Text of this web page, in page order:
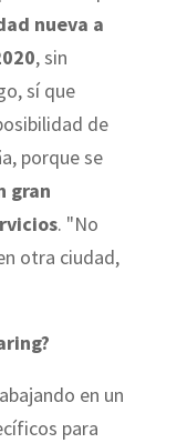
nueva a
, sin
sí que
de
porque se
gran
. "No
otra ciudad,
en un
para